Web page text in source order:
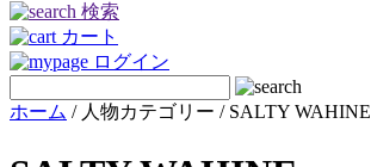
検索
カート
ログイン
ホーム / 人物カテゴリー / SALTY WAHINE